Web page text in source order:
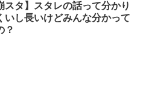
スタ】スタレの話って分かり
いし長いけどみんな分かって
？